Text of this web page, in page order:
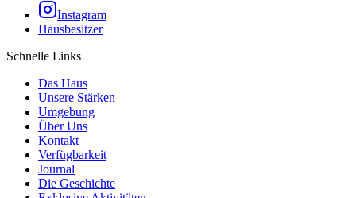
Instagram
Hausbesitzer
Schnelle Links
Das Haus
Unsere Stärken
Umgebung
Über Uns
Kontakt
Verfügbarkeit
Journal
Die Geschichte